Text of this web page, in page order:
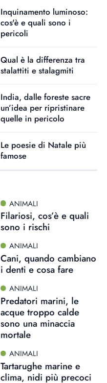
Inquinamento luminoso:
cos'è e quali sono i
pericoli
Qual è la differenza tra
stalattiti e stalagmiti
India, dalle foreste sacre
un’idea per ripristinare
quelle in pericolo
Le poesie di Natale più
famose
ANIMALI
Filariosi, cos’è e quali
sono i rischi
ANIMALI
Cani, quando cambiano
i denti e cosa fare
ANIMALI
Predatori marini, le
acque troppo calde
sono una minaccia
mortale
ANIMALI
Tartarughe marine e
clima, nidi più precoci